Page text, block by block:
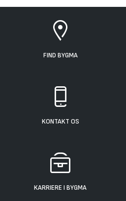
FIND BYGMA
KONTAKT OS
KARRIERE I BYGMA